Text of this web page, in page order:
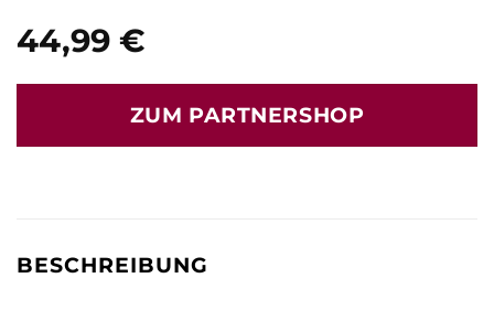
44,99 €
ZUM PARTNERSHOP
BESCHREIBUNG